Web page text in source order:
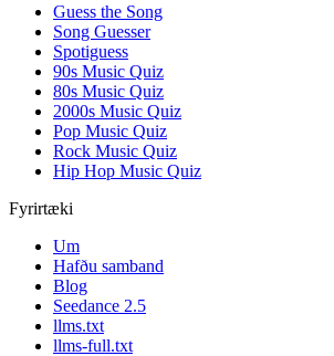
Guess the Song
Song Guesser
Spotiguess
90s Music Quiz
80s Music Quiz
2000s Music Quiz
Pop Music Quiz
Rock Music Quiz
Hip Hop Music Quiz
Fyrirtæki
Um
Hafðu samband
Blog
Seedance 2.5
llms.txt
llms-full.txt